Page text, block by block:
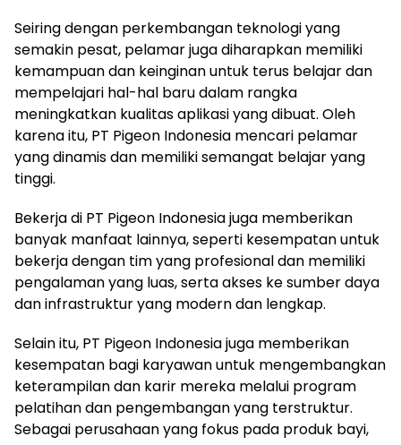
Seiring dengan perkembangan teknologi yang
semakin pesat, pelamar juga diharapkan memiliki
kemampuan dan keinginan untuk terus belajar dan
mempelajari hal-hal baru dalam rangka
meningkatkan kualitas aplikasi yang dibuat. Oleh
karena itu, PT Pigeon Indonesia mencari pelamar
yang dinamis dan memiliki semangat belajar yang
tinggi.
Bekerja di PT Pigeon Indonesia juga memberikan
banyak manfaat lainnya, seperti kesempatan untuk
bekerja dengan tim yang profesional dan memiliki
pengalaman yang luas, serta akses ke sumber daya
dan infrastruktur yang modern dan lengkap.
Selain itu, PT Pigeon Indonesia juga memberikan
kesempatan bagi karyawan untuk mengembangkan
keterampilan dan karir mereka melalui program
pelatihan dan pengembangan yang terstruktur.
Sebagai perusahaan yang fokus pada produk bayi,